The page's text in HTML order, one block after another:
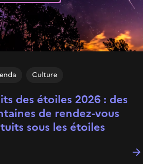
des étoiles 2026 : des
de rendez-vous
sous les étoiles
Culture